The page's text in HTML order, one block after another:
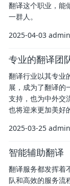
翻译这个职业，能
一群人。
2025-04-03 admin
专业的翻译团
翻译行业以其专业
展，成为了翻译的
支持，也为中外交
也将迎来更加美好
2025-03-25 admin
智能辅助翻译
翻译服务都发挥着
队和高效的服务流